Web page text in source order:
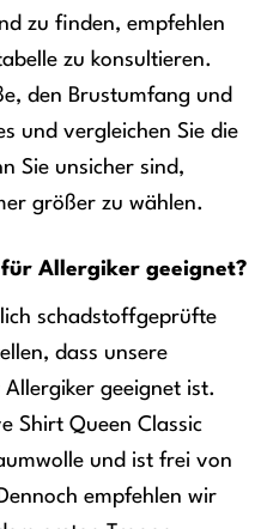
zu finden, empfehlen
zu konsultieren.
den Brustumfang und
und vergleichen Sie die
Sie unsicher sind,
größer zu wählen.
für Allergiker geeignet?
schadstoffgeprüfte
dass unsere
geeignet ist.
Shirt Queen Classic
und ist frei von
empfehlen wir